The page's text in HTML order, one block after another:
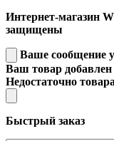
Интернет-магазин
защищены
Ваше сообщение
Ваш товар добавлен
Недостаточно товара
Быстрый заказ